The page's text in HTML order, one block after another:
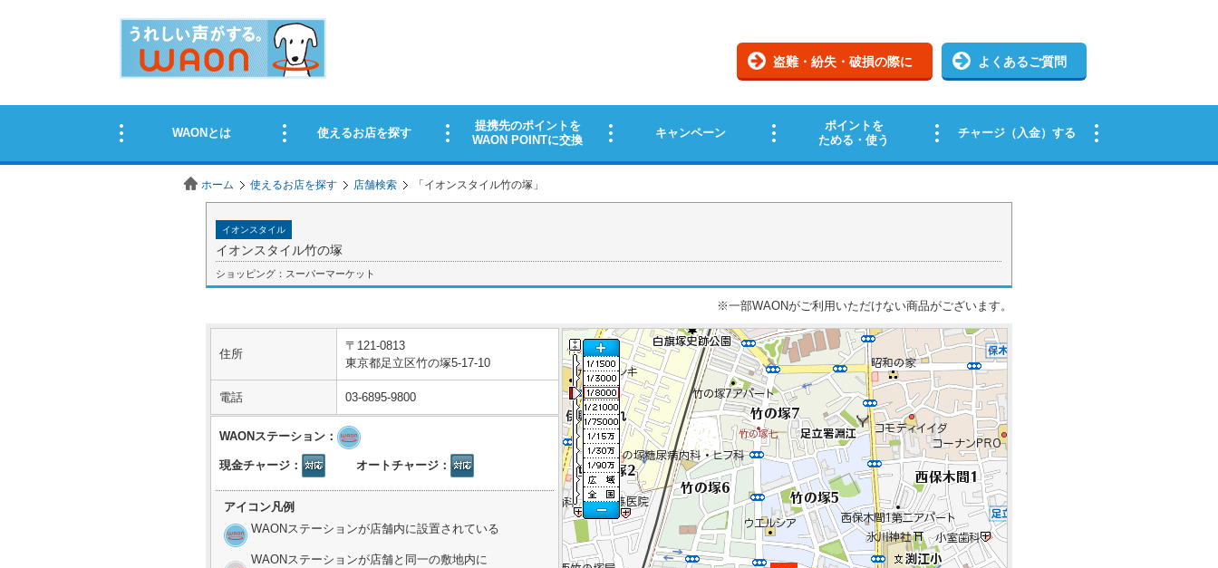
ホーム 使えるお店を探す 店舗検索 「 イオンスタイル竹の塚 」
イオンスタイル
イオンスタイル竹の塚
ショッピング：スーパーマーケット
※一部WAONがご利用いただけない商品がございます。
住所
〒121-0813
東京都足立区竹の塚5-17-10
電話 03-6895-9800
WAONステーション：
現金チャージ： オートチャージ：
アイコン凡例
WAONステーションが店舗内に設置されている
WAONステーションが店舗と同一の敷地内に